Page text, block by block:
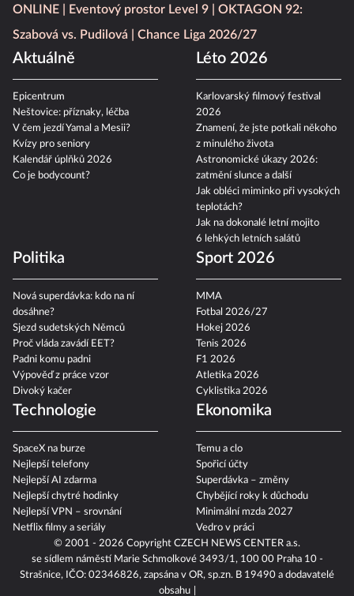
ONLINE
Eventový prostor Level 9
OKTAGON 92:
Szabová vs. Pudilová
Chance Liga 2026/27
Aktuálně
Epicentrum
Neštovice: příznaky, léčba
V čem jezdí Yamal a Mesii?
Kvízy pro seniory
Kalendář úplňků 2026
Co je bodycount?
Léto 2026
Karlovarský filmový festival
2026
Znamení, že jste potkali někoho
z minulého života
Astronomické úkazy 2026:
zatmění slunce a další
Jak obléci miminko při vysokých
teplotách?
Jak na dokonalé letní mojito
6 lehkých letních salátů
Politika
Nová superdávka: kdo na ní
dosáhne?
Sjezd sudetských Němců
Proč vláda zavádí EET?
Padni komu padni
Výpověď z práce vzor
Divoký kačer
Sport 2026
MMA
Fotbal 2026/27
Hokej 2026
Tenis 2026
F1 2026
Atletika 2026
Cyklistika 2026
Technologie
SpaceX na burze
Nejlepší telefony
Nejlepší AI zdarma
Nejlepší chytré hodinky
Nejlepší VPN – srovnání
Netflix filmy a seriály
Ekonomika
Temu a clo
Spořicí účty
Superdávka – změny
Chybějící roky k důchodu
Minimální mzda 2027
Vedro v práci
© 2001 - 2026 Copyright CZECH NEWS CENTER a.s.
se sídlem náměstí Marie Schmolkové 3493/1, 100 00 Praha 10 -
Strašnice, IČO: 02346826, zapsána v OR, sp.zn. B 19490 a dodavatelé
obsahu